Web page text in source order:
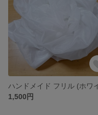
1,500円